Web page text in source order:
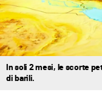
In soli 2 mesi, le scorte
di barili.